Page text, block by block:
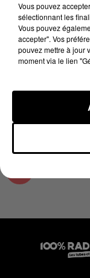
17 juin 2025 - 3
LES INFOS
17/06/2025 À
Podcasts infos
Vous pouvez
sélectionnant les
Vous pouvez
accepter". Vos
pouvez mettre à jour
moment via le lien